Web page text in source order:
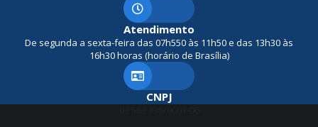
Atendimento
De segunda a sexta-feira das 07h550 às 11h50 e das 13h30 às
16h30 horas (horário de Brasília)
CNPJ